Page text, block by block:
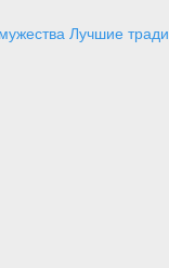
Лучшие